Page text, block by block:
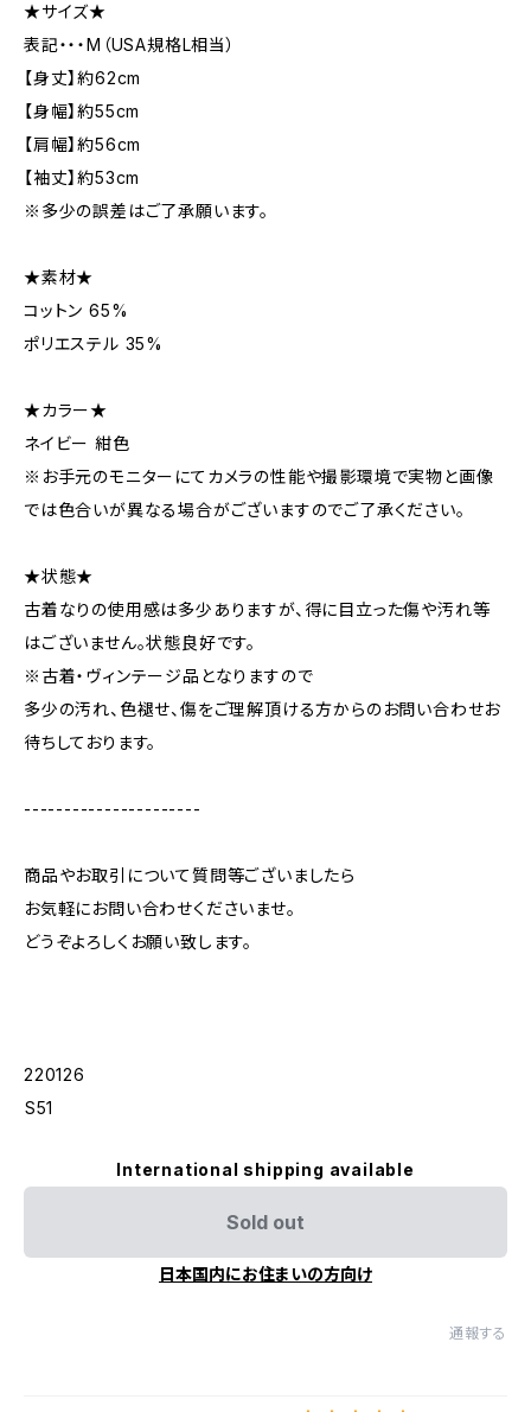
★サイズ★
表記・・・M（USA規格L相当）
【身丈】約62cm
【身幅】約55cm
【肩幅】約56cm
【袖丈】約53cm
※多少の誤差はご了承願います。
★素材★
コットン 65%
ポリエステル 35%
★カラー★
ネイビー 紺色
※お手元のモニターにてカメラの性能や撮影環境で実物と画像
では色合いが異なる場合がございますのでご了承ください。
★状態★
古着なりの使用感は多少ありますが、得に目立った傷や汚れ等
はございません。状態良好です。
※古着・ヴィンテージ品となりますので
多少の汚れ、色褪せ、傷をご理解頂ける方からのお問い合わせお
待ちしております。
----------------------
商品やお取引について質問等ございましたら
お気軽にお問い合わせくださいませ。
どうぞよろしくお願い致します。
220126
︎S51
International shipping available
Sold out
日本国内にお住まいの方向け
通報する